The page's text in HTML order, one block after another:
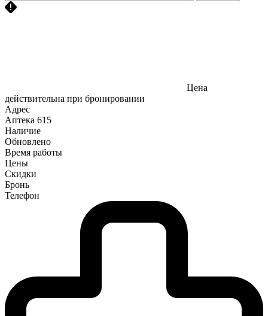
Цена
действительна при бронировании
Адрес
Аптека 615
Наличие
Обновлено
Время работы
Цены
Скидки
Бронь
Телефон